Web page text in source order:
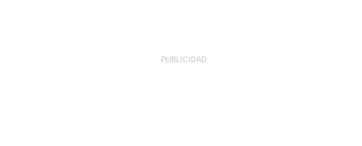
PUBLICIDAD